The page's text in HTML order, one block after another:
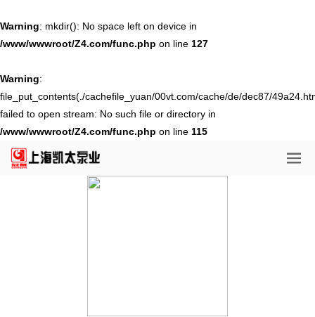
Warning: mkdir(): No space left on device in
/www/wwwroot/Z4.com/func.php on line 127
Warning:
file_put_contents(./cachefile_yuan/00vt.com/cache/de/dec87/
failed to open stream: No such file or directory in
/www/wwwroot/Z4.com/func.php on line 115